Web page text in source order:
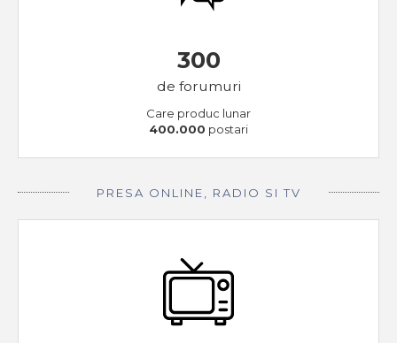
300
de forumuri
Care produc lunar
400.000 postari
PRESA ONLINE, RADIO SI TV